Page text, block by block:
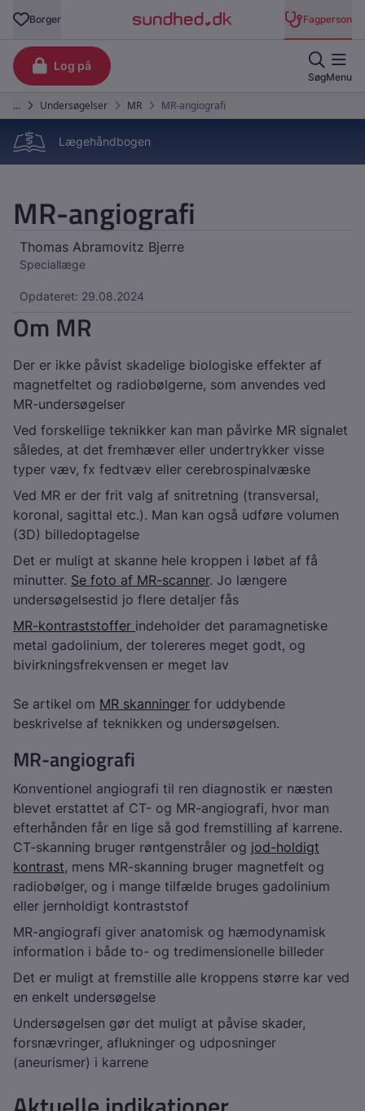
Lægehåndbogen
MR-angiografi
Thomas Abramovitz Bjerre
Speciallæge
Opdateret: 29.08.2024
Om MR
Der er ikke påvist skadelige biologiske effekter af
magnetfeltet og radiobølgerne, som anvendes ved
MR-undersøgelser
Ved forskellige teknikker kan man påvirke MR signalet
således, at det fremhæver eller undertrykker visse
typer væv, fx fedtvæv eller cerebrospinalvæske
Ved MR er der frit valg af snitretning (transversal,
koronal, sagittal etc.). Man kan også udføre volumen
(3D) billedoptagelse
Det er muligt at skanne hele kroppen i løbet af få
minutter. Se foto af MR-scanner. Jo længere
undersøgelsestid jo flere detaljer fås
MR-kontraststoffer indeholder det paramagnetiske
metal gadolinium, der tolereres meget godt, og
bivirkningsfrekvensen er meget lav
Se artikel om MR skanninger for uddybende
beskrivelse af teknikken og undersøgelsen.
MR-angiografi
Konventionel angiografi til ren diagnostik er næsten
blevet erstattet af CT- og MR-angiografi, hvor man
efterhånden får en lige så god fremstilling af karrene.
CT-skanning bruger røntgenstråler og jod-holdigt
kontrast, mens MR-skanning bruger magnetfelt og
radiobølger, og i mange tilfælde bruges gadolinium
eller jernholdigt kontraststof
MR-angiografi giver anatomisk og hæmodynamisk
information i både to- og tredimensionelle billeder
Det er muligt at fremstille alle kroppens større kar ved
en enkelt undersøgelse
Undersøgelsen gør det muligt at påvise skader,
forsnævringer, aflukninger og udposninger
(aneurismer) i karrene